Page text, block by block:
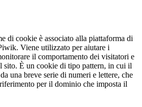
di cookie è associato alla piattaforma di
Viene utilizzato per aiutare i
il comportamento dei visitatori e
sito. È un cookie di tipo pattern, in cui il
una breve serie di numeri e lettere, che
per il dominio che imposta il